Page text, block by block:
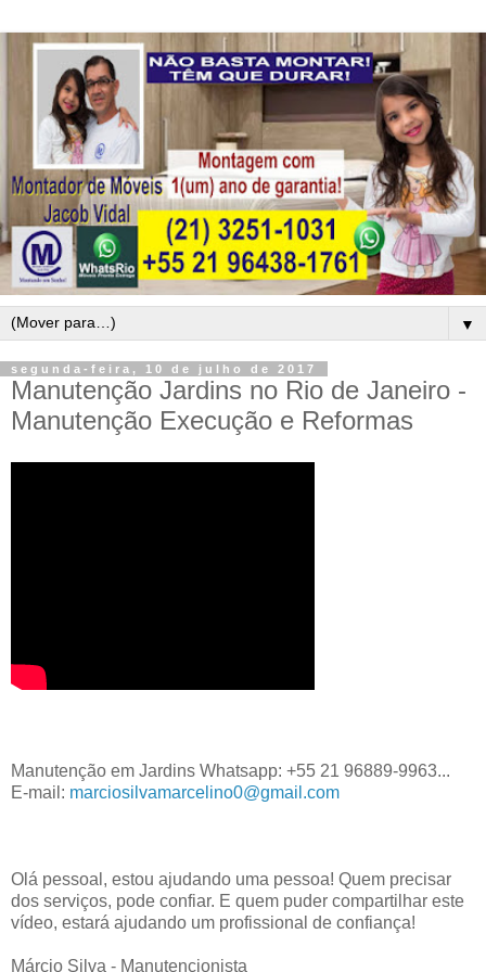
▼
segunda-feira, 10 de julho de 2017
Manutenção Jardins no Rio de Janeiro -
Manutenção Execução e Reformas
Manutenção em Jardins Whatsapp: +55 21 96889-9963...
E-mail: marciosilvamarcelino0@gmail.com
Olá pessoal, estou ajudando uma pessoa! Quem precisar
dos serviços, pode confiar. E quem puder compartilhar este
vídeo, estará ajudando um profissional de confiança!
Márcio Silva - Manutencionista